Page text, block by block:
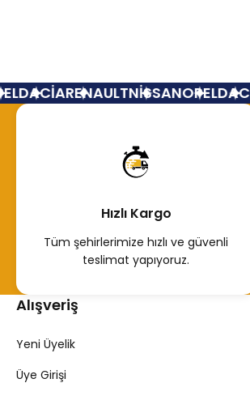
Hemen İncele
DACİARENAULTNİSSANOPELDACİA
Hızlı Kargo
Tüm şehirlerimize hızlı ve güvenli
teslimat yapıyoruz.
Alışveriş
Yeni Üyelik
Üye Girişi